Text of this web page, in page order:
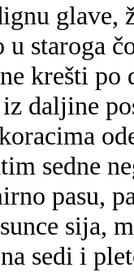
glave,
u staroga
krešti po
daljine
sedne
pasu,
sija,
sedi i